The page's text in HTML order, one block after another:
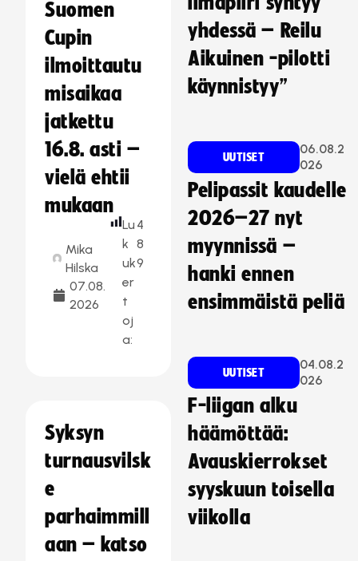
Suomen
Cupin
ilmoittautu
misaikaa
jatkettu
16.8. asti –
vielä ehtii
mukaan
Mika
Hilska
07.08.
2026
Lu
k
uk
er
t
oj
a:
4
8
9
Syksyn
turnausvilsk
e
parhaimmill
aan – katso
yhdessä – Reilu
Aikuinen -pilotti
käynnistyy”
UUTISET
06.08.2
026
Pelipassit kaudelle
2026–27 nyt
myynnissä –
hanki ennen
ensimmäistä peliä
UUTISET
04.08.2
026
F-liigan alku
häämöttää:
Avauskierrokset
syyskuun toisella
viikolla